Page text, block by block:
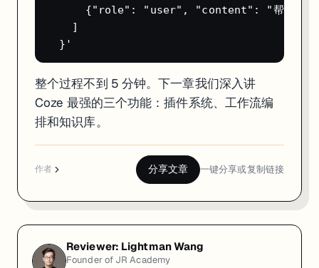
{"role": "user", "content": "帮我写本周
    ]
整个过程不到 5 分钟。下一章我们深入讲
Coze 最强的三个功能：插件系统、工作流编
排和知识库。
作者 分享文章 一键分享或复制链接
Reviewer: Lightman Wang
Founder of JR Academy